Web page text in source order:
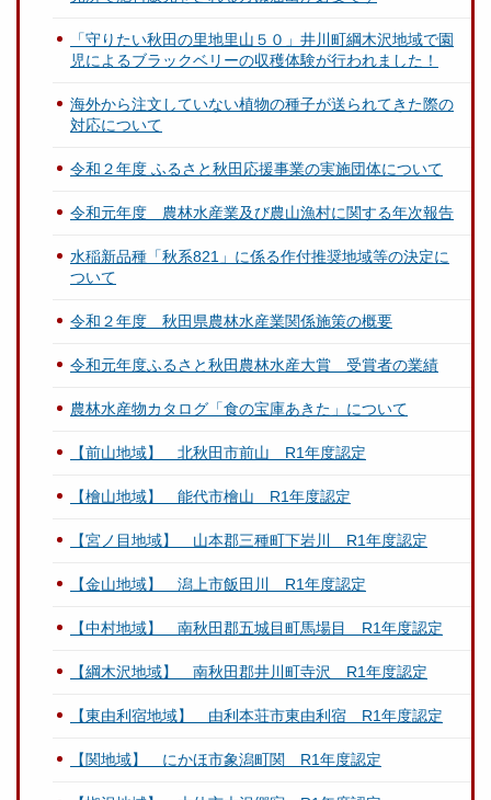
「守りたい秋田の里地里山５０」井川町綱木沢地域で園
児によるブラックベリーの収穫体験が行われました！
海外から注文していない植物の種子が送られてきた際の
対応について
令和２年度 ふるさと秋田応援事業の実施団体について
令和元年度 農林水産業及び農山漁村に関する年次報告
水稲新品種「秋系821」に係る作付推奨地域等の決定に
ついて
令和２年度 秋田県農林水産業関係施策の概要
令和元年度ふるさと秋田農林水産大賞 受賞者の業績
農林水産物カタログ「食の宝庫あきた」について
【前山地域】 北秋田市前山 R1年度認定
【檜山地域】 能代市檜山 R1年度認定
【宮ノ目地域】 山本郡三種町下岩川 R1年度認定
【金山地域】 潟上市飯田川 R1年度認定
【中村地域】 南秋田郡五城目町馬場目 R1年度認定
【綱木沢地域】 南秋田郡井川町寺沢 R1年度認定
【東由利宿地域】 由利本荘市東由利宿 R1年度認定
【関地域】 にかほ市象潟町関 R1年度認定